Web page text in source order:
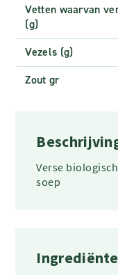
Vetten waarvan
(g)
Vezels (g)
Zout gr
Verse
soep